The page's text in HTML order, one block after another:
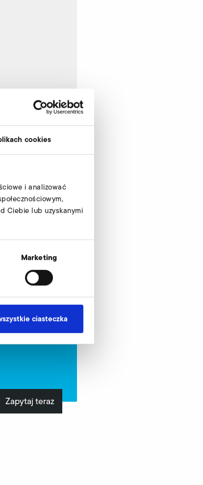
cookies
i analizować
Ciebie lub uzyskanymi
Marketing
ciasteczka
Zapytaj teraz